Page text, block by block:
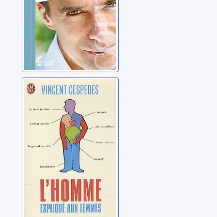
L'homme
expliqué aux
femmes: l'avenir
de la masculinité
Cespedes, Vincent